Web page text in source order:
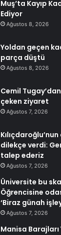
Muş’ta Kayıp
Ediyor
Ağustos 8, 2026
Yoldan geçen
parça düştü
Ağustos 8, 2026
Cemil
çeken ziyaret
Ağustos 7, 2026
dilekçe verdi:
talep ederiz
Ağustos 7, 2026
Üniversite bu
Öğrencisine
‘Biraz günah
Ağustos 7, 2026
Manisa